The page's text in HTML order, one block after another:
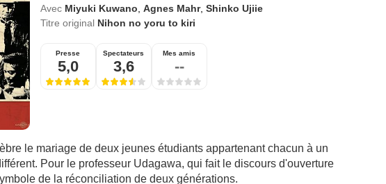
Avec Miyuki Kuwano Agnes Mahr, Shinko Ujiie
Titre original Nihon no yoru to kiri
Presse
5,0
Spectateurs
3,6
Mes amis
--
le mariage de deux jeunes étudiants appartenant chacun à un
Pour le professeur Udagawa, qui fait le discours d'ouverture
de la réconciliation de deux générations.